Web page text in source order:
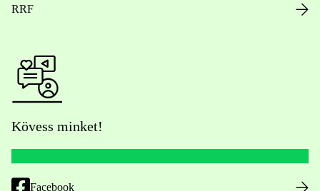
RRF
Kövess minket!
Facebook